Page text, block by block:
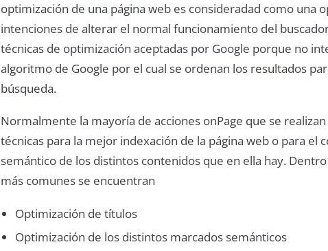
optimización de una página web es consideradad como una
intenciones de alterar el normal funcionamiento del
técnicas de optimización aceptadas por Google porque no
algoritmo de Google por el cual se ordenan los resultados
búsqueda.
Normalmente la mayoría de acciones onPage que se
técnicas para la mejor indexación de la página web o para el
semántico de los distintos contenidos que en ella hay. Dentro
más comunes se encuentran
Optimización de títulos
Optimización de los distintos marcados semánticos